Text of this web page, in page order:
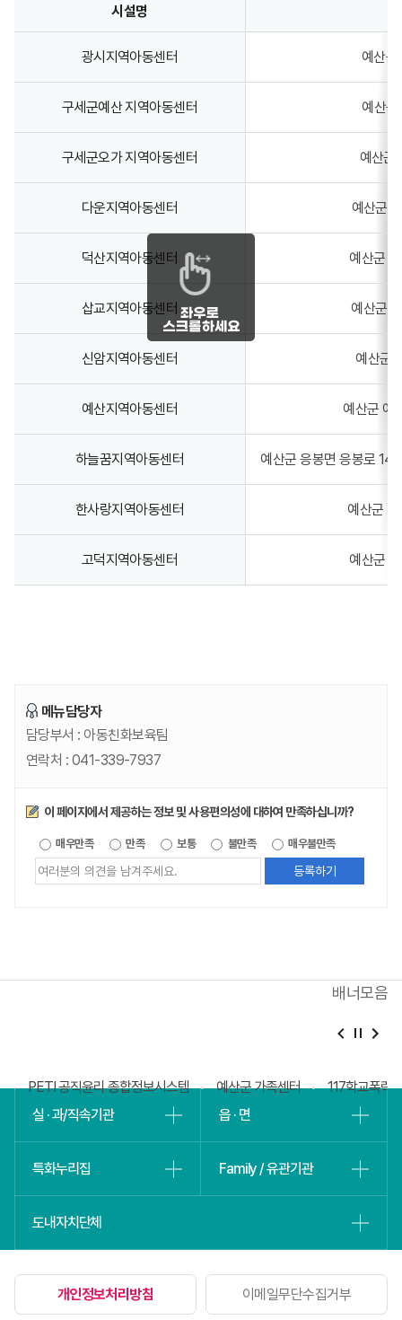
시설명
광시지역아동센터 예산
구세군예산 지역아동센터 예산
구세군오가 지역아동센터 예산군
다운지역아동센터 예산군
덕산지역아동센터 예산군
삽교지역아동센터 예산군
신암지역아동센터 예산군
예산지역아동센터 예산군 예
하늘꿈지역아동센터 예산군 응봉면 응봉로
한사랑지역아동센터 예산군
고덕지역아동센터 예산군
메뉴담당자
담당부서 : 아동친화보육팀
연락처 : 041-339-7937
만족도조사
이 페이지에서 제공하는 정보 및 사용편의성에 대하여 만족하십니까?
매우만족 만족 보통 불만족 매우불만족
정보에
배너모음
PETI 공직윤리 종합정보시스템 예산군 가족센터
117학교폭력
실 · 과/직속기관
읍 · 면
특화누리집 Family / 유관기관
도내자치단체
개인정보처리방침 이메일무단수집거부